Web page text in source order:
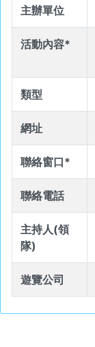
主辦單位
活動內容*
類型
網址
聯絡窗口*
聯絡電話
主持人(領
隊)
遊覽公司